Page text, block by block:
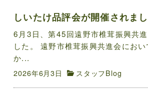
しいたけ品評会が開催されま
6月3日、第45回遠野市椎茸振興共
した。 遠野市椎茸振興共進会にお
か...
2026年6月3日 スタッフBlog